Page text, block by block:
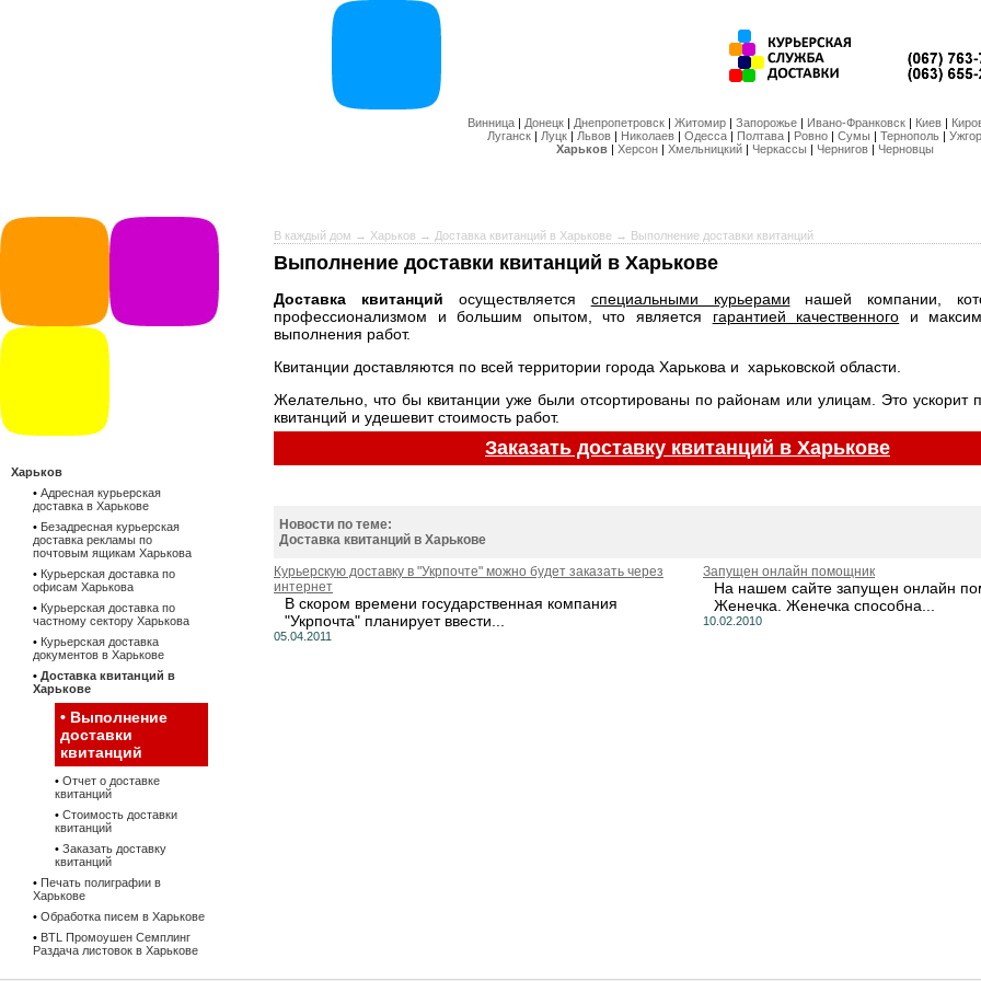
Винница | Донецк | Днепропетровск | Житомир | Запорожье | Ивано-Франковск | Киев |
Луганск | Луцк | Львов | Николаев | Одесса | Полтава | Ровно | Сумы | Тернополь |
Харьков| Херсон| Хмельницкий| Черкассы | Чернигов| Черновцы
Харьков
• Адресная курьерская
доставка в Харькове
• Безадресная курьерская
доставка рекламы по
почтовым ящикам Харькова
• Курьерская доставка по
офисам Харькова
• Курьерская доставка по
частному сектору Харькова
• Курьерская доставка
документов в Харькове
• Доставка квитанций в
Харькове
• Выполнение
доставки
квитанций
• Отчет о доставке
квитанций
• Стоимость доставки
квитанций
• Заказать доставку
квитанций
• Печать полиграфии в
Харькове
• Обработка писем в Харькове
• BTL Промоушен Семплинг
Раздача листовок в Харькове
В каждый дом → Харьков → Доставка квитанций в Харькове → Выполнение доставки квитанций
Выполнение доставки квитанций в Харькове
Доставка квитанций осуществляется специальными курьерами нашей компании,
профессионализмом и большим опытом, что является гарантией качественного и
выполнения работ.
Квитанции доставляются по всей территории города Харькова и харьковской области.
Желательно, что бы квитанции уже были отсортированы по районам или улицам. Это ускорит
квитанций и удешевит стоимость работ.
Заказать доставку квитанций в Харькове
Новости по теме:
Доставка квитанций в Харькове
Курьерскую доставку в "Укрпочте" можно будет заказать через
интернет
В скором времени государственная компания
"Укрпочта" планирует ввести...
05.04.2011
Запущен онлайн помощник
На нашем сайте запущен онлайн
Женечка. Женечка способна...
10.02.2010